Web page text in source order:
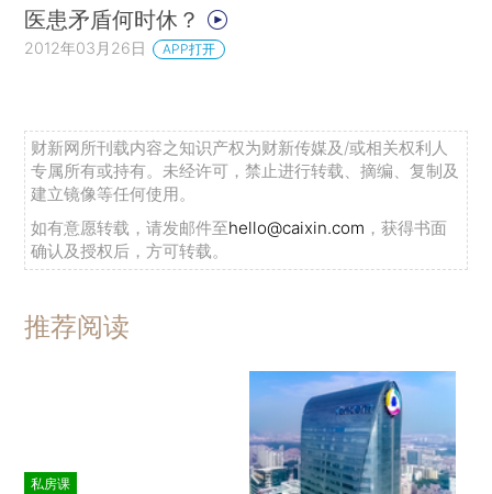
医患矛盾何时休？
2012年03月26日 APP打开
财新网所刊载内容之知识产权为财新传媒及/或相关权利人
专属所有或持有。未经许可，禁止进行转载、摘编、复制及
建立镜像等任何使用。
如有意愿转载，请发邮件至hello@caixin.com ，获得书面
确认及授权后，方可转载。
推荐阅读
私房课